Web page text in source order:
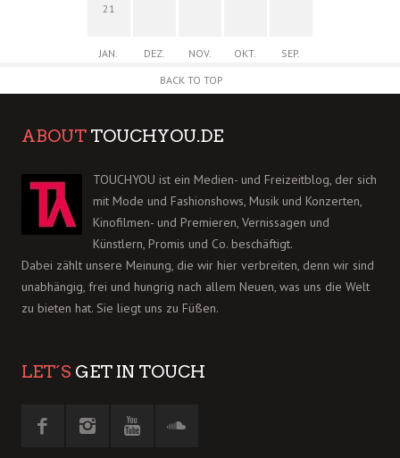
21
JAN. DEZ. NOV. OKT.
SEP.
BACK TO TOP
ABOUT TOUCHYOU.DE
TOUCHYOU ist ein Medien- und Freizeitblog, der sich
mit Mode und Fashionshows, Musik und Konzerten,
Kinofilmen- und Premieren, Vernissagen und
Künstlern, Promis und Co. beschäftigt.
Dabei zählt unsere Meinung, die wir hier verbreiten, denn wir sind
unabhängig, frei und hungrig nach allem Neuen, was uns die Welt
zu bieten hat. Sie liegt uns zu Füßen.
LET´S GET IN TOUCH